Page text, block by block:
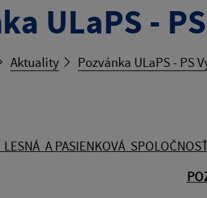
ULaPS -
Aktuality Pozvánka ULaPS - PS
LESNÁ A PASIENKOVÁ